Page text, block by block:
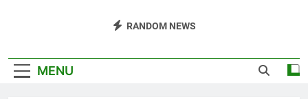
Bisnis, Kuliner, Teknologi
RANDOM NEWS
MENU